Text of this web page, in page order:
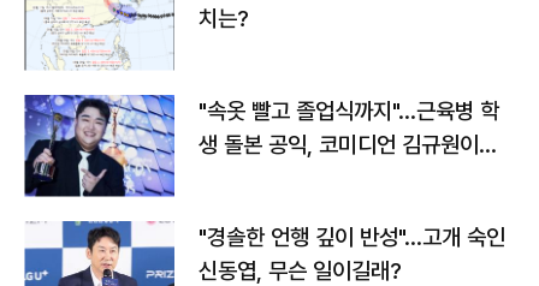
치는?
"속옷 빨고 졸업식까지"…근육병 학
생 돌본 공익, 코미디언 김규원이었
"경솔한 언행 깊이 반성"…고개 숙인
신동엽, 무슨 일이길래?